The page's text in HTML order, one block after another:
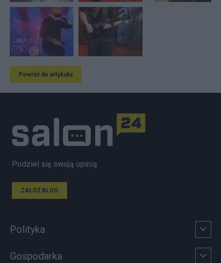
Powrót do artykułu
Podziel się swoją opinią
ZAŁÓŻ BLOG
Polityka
Gospodarka